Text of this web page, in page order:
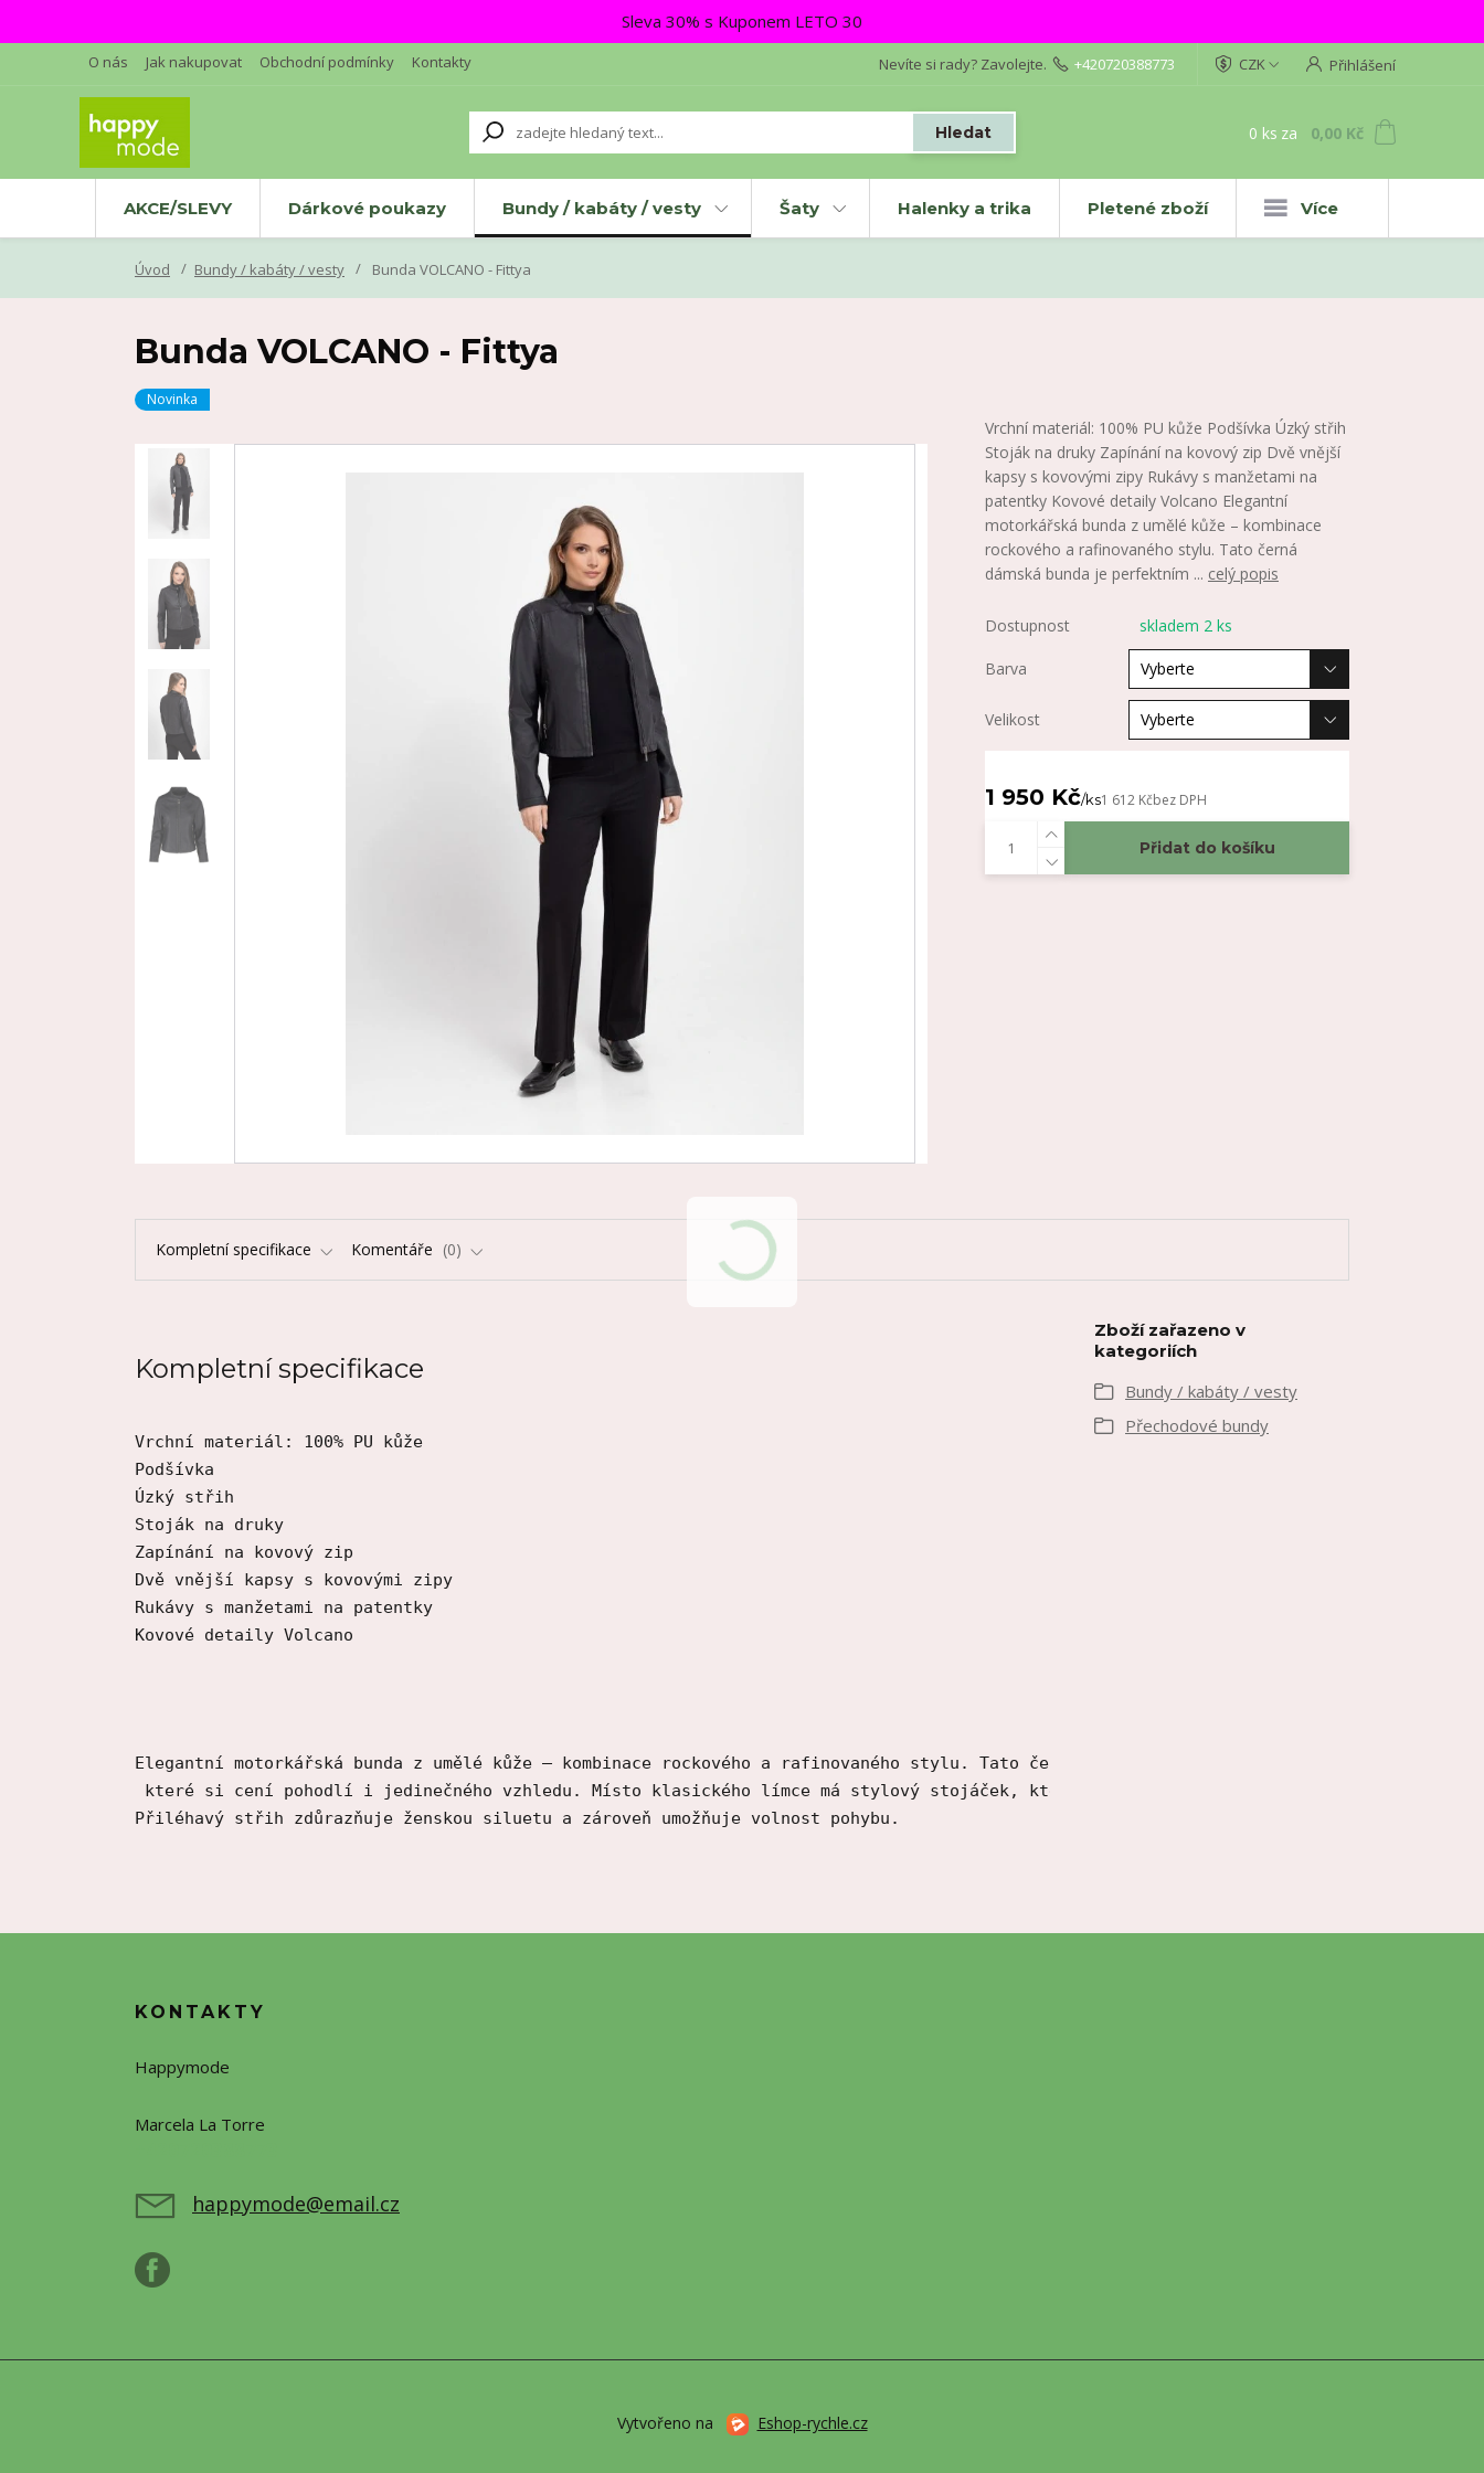
Sleva 30% s Kuponem LETO 30
O nás Jak nakupovat Obchodní podmínky Kontakty CZK Přihlášení
Hledat
Nevíte si rady? Zavolejte. +420720388773
0 ks za 0,00 Kč
AKCE/SLEVY Dárkové poukazy Bundy / kabáty / vesty Šaty Halenky a trika Pletené zboží Více
Úvod Bundy / kabáty / vesty Bunda VOLCANO - Fittya
Bunda VOLCANO - Fittya
Novinka
Vrchní materiál: 100% PU kůže Podšívka Úzký střih
Stoják na druky Zapínání na kovový zip Dvě vnější
kapsy s kovovými zipy Rukávy s manžetami na
patentky Kovové detaily Volcano Elegantní
motorkářská bunda z umělé kůže – kombinace
rockového a rafinovaného stylu. Tato černá
dámská bunda je perfektním ... celý popis
Dostupnost skladem 2 ks
Barva
Velikost
1 950 Kč/ks1 612 Kčbez DPH
Přidat do košíku
Kompletní specifikace Komentáře 0
Kompletní specifikace
Vrchní materiál: 100% PU kůže
Podšívka
Úzký střih
Stoják na druky
Zapínání na kovový zip
Dvě vnější kapsy s kovovými zipy
Rukávy s manžetami na patentky
Kovové detaily Volcano
Elegantní motorkářská bunda z umělé kůže – kombinace rockového a rafinovaného stylu. Tato černá dámská bunda je perfektním řešením pro
které si cení pohodlí i jedinečného vzhledu. Místo klasického límce má stylový stojáček, který dodává bundičce nádech elegance a
Přiléhavý střih zdůrazňuje ženskou siluetu a zároveň umožňuje volnost pohybu.
Zboží zařazeno v
kategoriích
Bundy / kabáty / vesty
Přechodové bundy
KONTAKTY
Happymode
Marcela La Torre
happymode@email.cz
Vytvořeno na Eshop-rychle.cz